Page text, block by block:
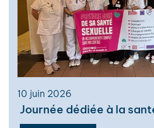
10 juin 2026
Journée dédiée à la